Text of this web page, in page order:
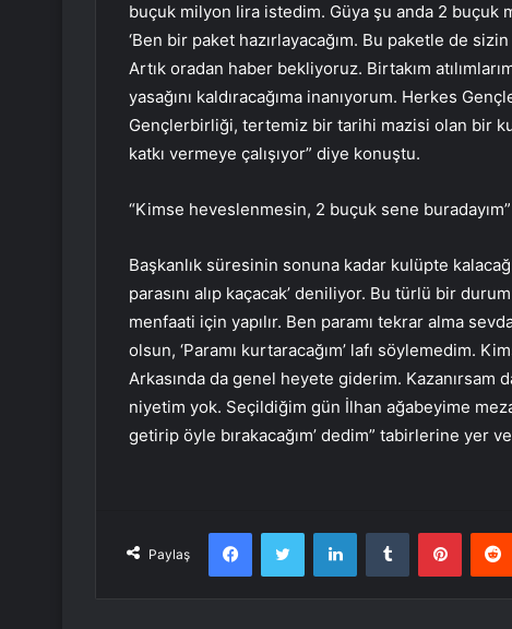
buçuk milyon lira istedim. Güya şu anda 2 buçuk
‘Ben bir paket hazırlayacağım. Bu paketle de
Artık oradan haber bekliyoruz. Birtakım
yasağını kaldıracağıma inanıyorum. Herkes
Gençlerbirliği, tertemiz bir tarihi mazisi olan bir
katkı vermeye çalışıyor” diye konuştu.
“Kimse heveslenmesin, 2 buçuk sene buradayım”
Başkanlık süresinin sonuna kadar kulüpte
parasını alıp kaçacak’ deniliyor. Bu türlü bir
menfaati için yapılır. Ben paramı tekrar alma
olsun, ‘Paramı kurtaracağım’ lafı söylemedim.
Arkasında da genel heyete giderim. Kazanırsam
niyetim yok. Seçildiğim gün İlhan ağabeyime
getirip öyle bırakacağım’ dedim” tabirlerine yer
Paylaş
FacebookTwitter LinkedInTumblr